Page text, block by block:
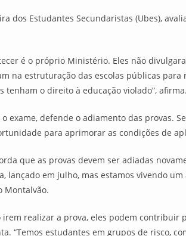
dos Estudantes Secundaristas (Ubes),
é o próprio Ministério. Eles não
na estruturação das escolas públicas
o direito à educação violado”, afirma.
defende o adiamento das provas.
para aprimorar as condições de
que as provas devem ser adiadas
lançado em julho, mas estamos vivendo
Montalvão.
irem realizar a prova, eles podem
“Temos estudantes em grupos de risco,